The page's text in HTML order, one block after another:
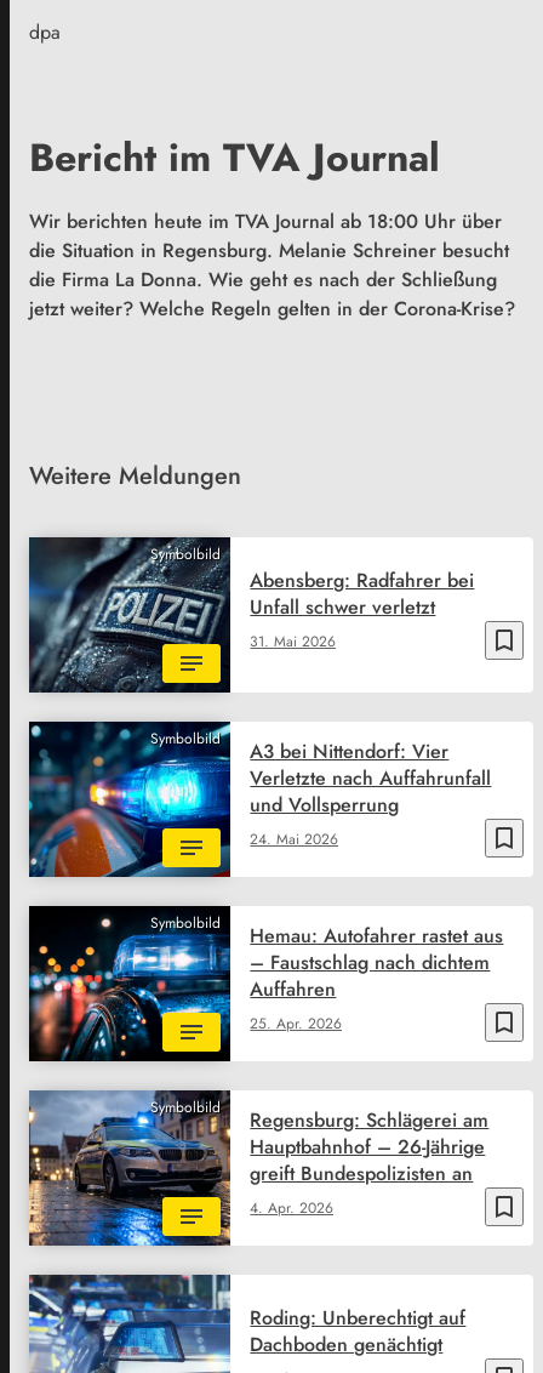
dpa
Bericht im TVA Journal
Wir berichten heute im TVA Journal ab 18:00 Uhr über
die Situation in Regensburg. Melanie Schreiner besucht
die Firma La Donna. Wie geht es nach der Schließung
jetzt weiter? Welche Regeln gelten in der Corona-Krise?
Weitere Meldungen
Symbolbild
bookmark_border
31. Mai 2026
Abensberg: Radfahrer bei
Unfall schwer verletzt
Symbolbild
bookmark_border
24. Mai 2026
A3 bei Nittendorf: Vier
Verletzte nach Auffahrunfall
und Vollsperrung
Symbolbild
bookmark_border
25. Apr. 2026
Hemau: Autofahrer rastet aus
– Faustschlag nach dichtem
Auffahren
Symbolbild
bookmark_border
4. Apr. 2026
Regensburg: Schlägerei am
Hauptbahnhof – 26-Jährige
greift Bundespolizisten an
Roding: Unberechtigt auf
Dachboden genächtigt